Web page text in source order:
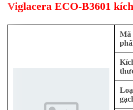
Viglacera ECO-B3601
Mã